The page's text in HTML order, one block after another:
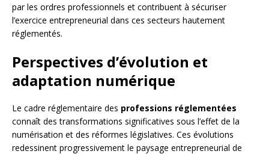
par les ordres professionnels et contribuent à sécuriser
l’exercice entrepreneurial dans ces secteurs hautement
réglementés.
Perspectives d’évolution et
adaptation numérique
Le cadre réglementaire des professions réglementées
connaît des transformations significatives sous l’effet de la
numérisation et des réformes législatives. Ces évolutions
redessinent progressivement le paysage entrepreneurial de